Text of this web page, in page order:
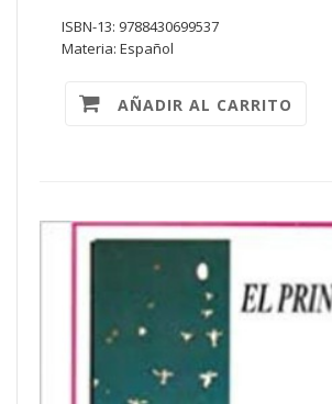
ISBN-13: 9788430699537
Materia: Español
AÑADIR AL CARRITO